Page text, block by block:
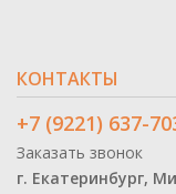
КОНТАКТЫ
+7 (9221) 637-
Заказать звонок
г. Екатеринбург,